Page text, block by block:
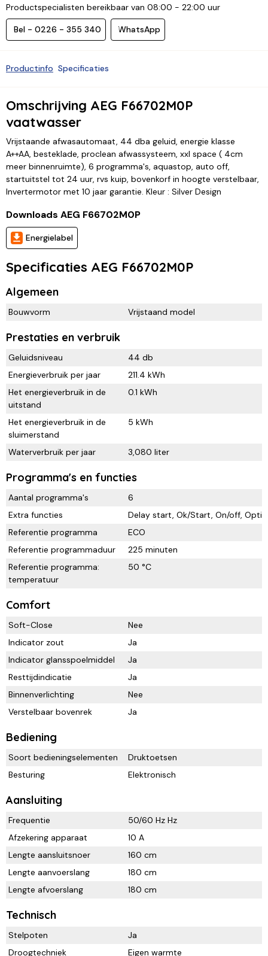
Productspecialisten bereikbaar van 08:00 - 22:00 uur
Bel - 0226 - 355 340 WhatsApp
Productinfo Specificaties
Omschrijving AEG F66702M0P
vaatwasser
Vrijstaande afwasautomaat, 44 dba geluid, energie klasse
A++AA, besteklade, proclean afwassysteem, xxl space ( 4cm
meer binnenruimte), 6 programma's, aquastop, auto off,
startuitstel tot 24 uur, rvs kuip, bovenkorf in hoogte verstelbaar,
Invertermotor met 10 jaar garantie. Kleur : Silver Design
Downloads AEG F66702M0P
Energielabel
Specificaties AEG F66702M0P
Algemeen
Bouwvorm Vrijstaand model
Prestaties en verbruik
Geluidsniveau
44 db
Energieverbruik per jaar
211.4 kWh
Het energieverbruik in de
uitstand
0.1 kWh
Het energieverbruik in de
sluimerstand
5 kWh
Waterverbruik per jaar 3,080 liter
Programma's en functies
Aantal programma's
6
Extra functies
Delay start, Ok/Start, On/off,
Referentie programma
ECO
Referentie programmaduur
225 minuten
Referentie programma:
temperatuur
50 °C
Comfort
Soft-Close
Nee
Indicator zout
Ja
Indicator glansspoelmiddel
Ja
Resttijdindicatie
Ja
Binnenverlichting
Nee
Verstelbaar bovenrek
Ja
Bediening
Soort bedieningselementen
Druktoetsen
Besturing
Elektronisch
Aansluiting
Frequentie
50/60 Hz Hz
Afzekering apparaat
10 A
Lengte aansluitsnoer
160 cm
Lengte aanvoerslang
180 cm
Lengte afvoerslang
180 cm
Technisch
Stelpoten
Ja
Droogtechniek
Eigen warmte